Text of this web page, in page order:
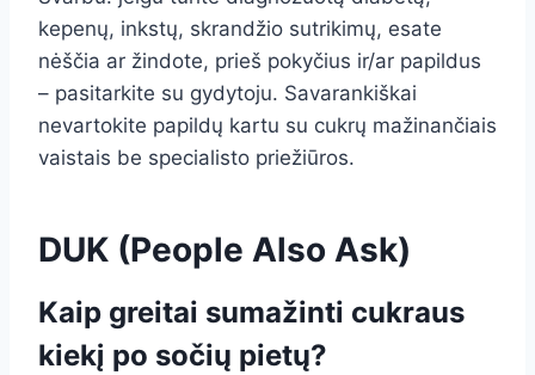
kepenų, inkstų, skrandžio sutrikimų, esate
nėščia ar žindote, prieš pokyčius ir/ar papildus
– pasitarkite su gydytoju. Savarankiškai
nevartokite papildų kartu su cukrų mažinančiais
vaistais be specialisto priežiūros.
DUK (People Also Ask)
Kaip greitai sumažinti cukraus
kiekį po sočių pietų?